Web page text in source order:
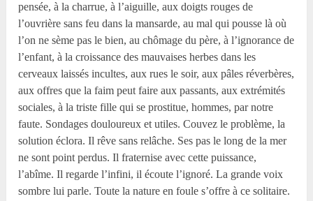
pensée, à la charrue, à l’aiguille, aux doigts rouges de
l’ouvrière sans feu dans la mansarde, au mal qui pousse là où
l’on ne sème pas le bien, au chômage du père, à l’ignorance de
l’enfant, à la croissance des mauvaises herbes dans les
cerveaux laissés incultes, aux rues le soir, aux pâles réverbères,
aux offres que la faim peut faire aux passants, aux extrémités
sociales, à la triste fille qui se prostitue, hommes, par notre
faute. Sondages douloureux et utiles. Couvez le problème, la
solution éclora. Il rêve sans relâche. Ses pas le long de la mer
ne sont point perdus. Il fraternise avec cette puissance,
l’abîme. Il regarde l’infini, il écoute l’ignoré. La grande voix
sombre lui parle. Toute la nature en foule s’offre à ce solitaire.